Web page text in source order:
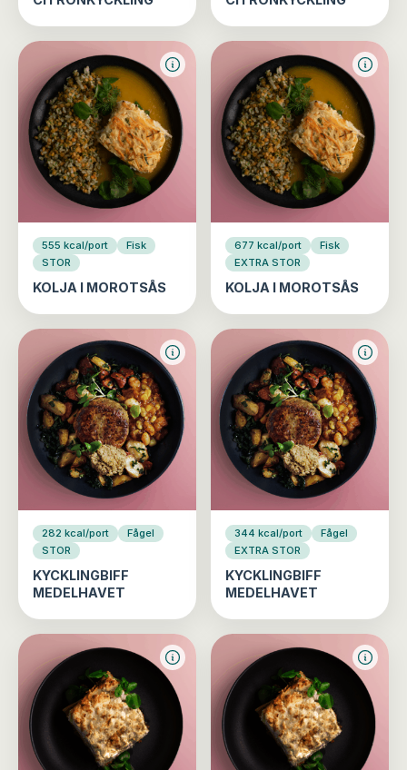
555 kcal/port
Fisk
STOR
KOLJA I MOROTSÅS
677 kcal/port
Fisk
EXTRA STOR
KOLJA I MOROTSÅS
282 kcal/port
Fågel
STOR
KYCKLINGBIFF
MEDELHAVET
344 kcal/port
Fågel
EXTRA STOR
KYCKLINGBIFF
MEDELHAVET